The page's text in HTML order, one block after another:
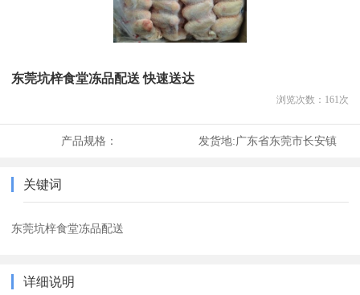
东莞坑梓食堂冻品配送 快速送达
浏览次数： 161 次
产品规格： 发货地:广东省东莞市长安镇
关键词
东莞坑梓食堂冻品配送
详细说明